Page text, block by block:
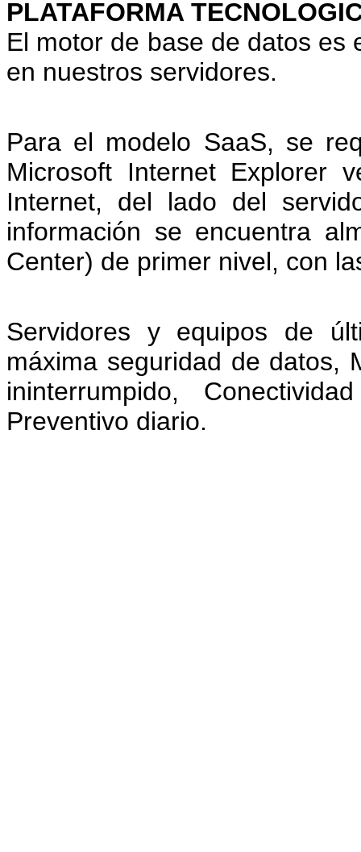
PLATAFORMA
El motor de base de datos es
en nuestros servidores.
Para el modelo SaaS, se
Microsoft Internet Explorer
Internet, del lado del
información se encuentra
Center) de primer nivel, con
Servidores y equipos de
máxima seguridad de datos,
ininterrumpido,
Preventivo diario.